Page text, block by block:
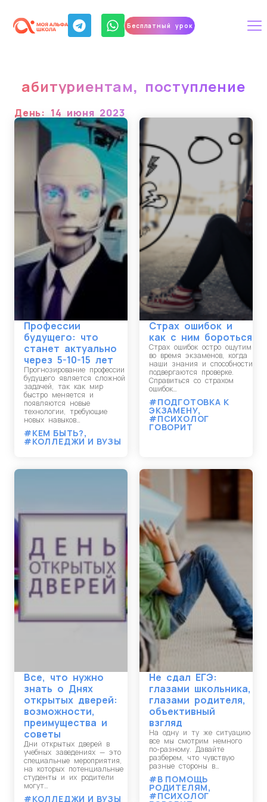
Бесплатный урок
абитуриентам, поступление
День: 14 июня 2023
Профессии
будущего: что
станет актуально
через 5-10-15 лет
Прогнозирование профессии
будущего является сложной
задачей, так как мир
быстро меняется и
появляются новые
технологии, требующие
новых навыков…
#КЕМ БЫТЬ?,
#КОЛЛЕДЖИ И ВУЗЫ
Страх ошибок и
как с ним бороться
Страх ошибок остро ощутим
во время экзаменов, когда
наши знания и способности
подвергаются проверке.
Справиться со страхом
ошибок…
#ПОДГОТОВКА К
ЭКЗАМЕНУ,
#ПСИХОЛОГ
ГОВОРИТ
Все, что нужно
знать о Днях
открытых дверей:
возможности,
преимущества и
советы
Дни открытых дверей в
учебных заведениях — это
специальные мероприятия,
на которых потенциальные
студенты и их родители
могут…
#КОЛЛЕДЖИ И ВУЗЫ
Не сдал ЕГЭ:
глазами школьника,
глазами родителя,
объективный
взгляд
На одну и ту же ситуацию
все мы смотрим немного
по-разному. Давайте
разберем, что чувствую
разные стороны в…
#В ПОМОЩЬ
РОДИТЕЛЯМ,
#ПСИХОЛОГ